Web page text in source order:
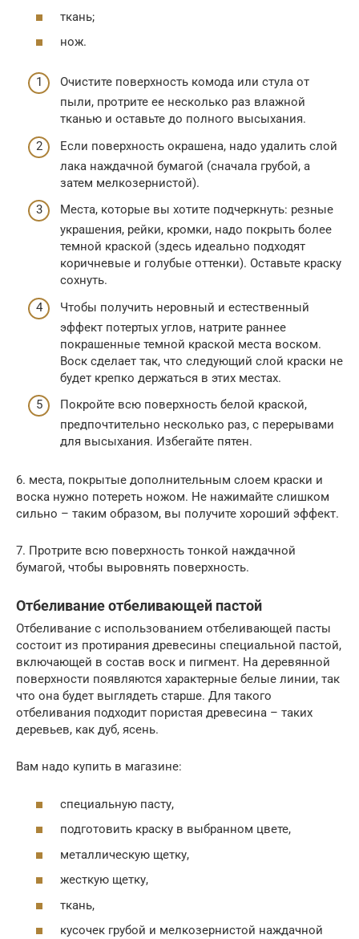
ткань;
нож.
Очистите поверхность комода или стула от
пыли, протрите ее несколько раз влажной
тканью и оставьте до полного высыхания.
Если поверхность окрашена, надо удалить слой
лака наждачной бумагой (сначала грубой, а
затем мелкозернистой).
Места, которые вы хотите подчеркнуть: резные
украшения, рейки, кромки, надо покрыть более
темной краской (здесь идеально подходят
коричневые и голубые оттенки). Оставьте краску
сохнуть.
Чтобы получить неровный и естественный
эффект потертых углов, натрите раннее
покрашенные темной краской места воском.
Воск сделает так, что следующий слой краски не
будет крепко держаться в этих местах.
Покройте всю поверхность белой краской,
предпочтительно несколько раз, с перерывами
для высыхания. Избегайте пятен.
6. места, покрытые дополнительным слоем краски и
воска нужно потереть ножом. Не нажимайте слишком
сильно – таким образом, вы получите хороший эффект.
7. Протрите всю поверхность тонкой наждачной
бумагой, чтобы выровнять поверхность.
Отбеливание отбеливающей пастой
Отбеливание с использованием отбеливающей пасты
состоит из протирания древесины специальной пастой,
включающей в состав воск и пигмент. На деревянной
поверхности появляются характерные белые линии, так
что она будет выглядеть старше. Для такого
отбеливания подходит пористая древесина – таких
деревьев, как дуб, ясень.
Вам надо купить в магазине:
специальную пасту,
подготовить краску в выбранном цвете,
металлическую щетку,
жесткую щетку,
ткань,
кусочек грубой и мелкозернистой наждачной